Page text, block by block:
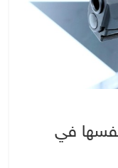
نفسها في